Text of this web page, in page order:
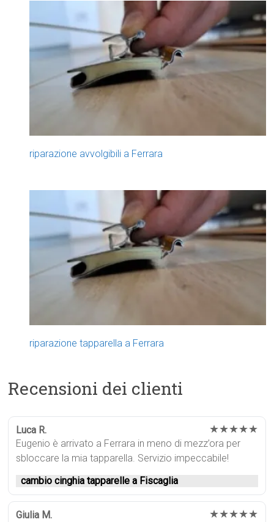
riparazione avvolgibili a Ferrara
riparazione tapparella a Ferrara
Recensioni dei clienti
Luca R. ★★★★★
Eugenio è arrivato a Ferrara in meno di mezz’ora per
sbloccare la mia tapparella. Servizio impeccabile!
cambio cinghia tapparelle a Fiscaglia
Giulia M. ★★★★★